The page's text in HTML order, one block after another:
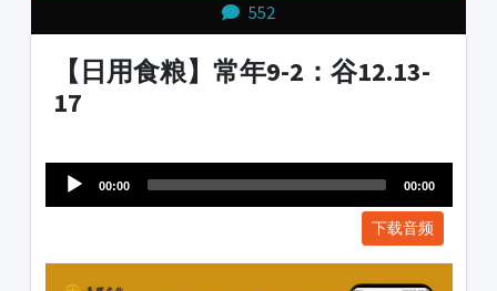
552
【日用食粮】常年9-2：谷12.13-
17
Player
00:00 00:00
下载音频